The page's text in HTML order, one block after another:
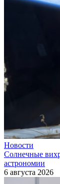
Новости
Солнечные
астрономии
6 августа 2026